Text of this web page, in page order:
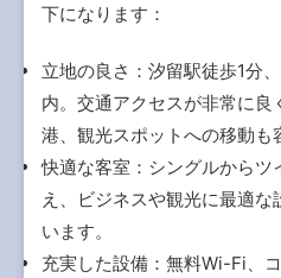
下になります：
立地の良さ：汐留駅徒歩1分
内。交通アクセスが非常に
港、観光スポットへの移動も
快適な客室：シングルから
え、ビジネスや観光に最適
います。
充実した設備：無料Wi-Fi、